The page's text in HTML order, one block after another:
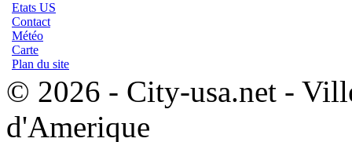
Etats US
Contact
Météo
Carte
Plan du site
© 2026 - City-usa.net -
d'Amerique